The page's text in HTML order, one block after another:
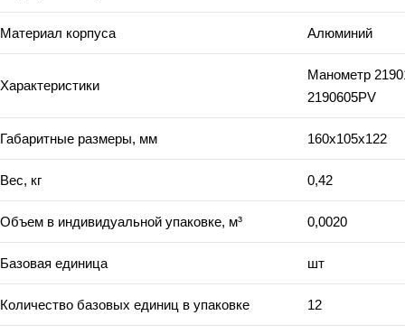
Материал корпуса Алюминий
Характеристики
Манометр
2190605PV
Габаритные размеры, мм 160х105х122
Вес, кг 0,42
Объем в индивидуальной упаковке, м³ 0,0020
Базовая единица шт
Количество базовых единиц в упаковке 12